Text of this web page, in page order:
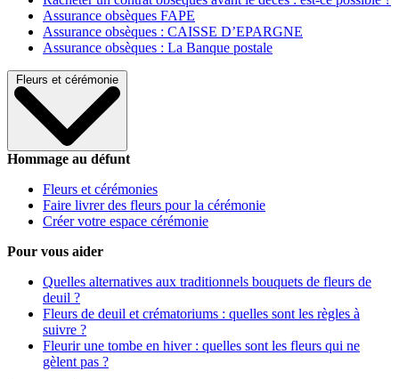
Assurance obsèques FAPE
Assurance obsèques : CAISSE D’EPARGNE
Assurance obsèques : La Banque postale
Fleurs et cérémonie
Hommage au défunt
Fleurs et cérémonies
Faire livrer des fleurs pour la cérémonie
Créer votre espace cérémonie
Pour vous aider
Quelles alternatives aux traditionnels bouquets de fleurs de
deuil ?
Fleurs de deuil et crématoriums : quelles sont les règles à
suivre ?
Fleurir une tombe en hiver : quelles sont les fleurs qui ne
gèlent pas ?